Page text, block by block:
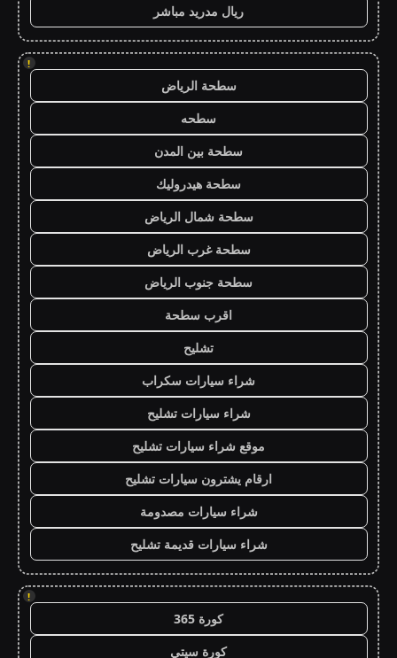
ريال مدريد مباشر
!
سطحة الرياض
سطحه
سطحة بين المدن
سطحة هيدروليك
سطحة شمال الرياض
سطحة غرب الرياض
سطحة جنوب الرياض
اقرب سطحة
تشليح
شراء سيارات سكراب
شراء سيارات تشليح
موقع شراء سيارات تشليح
ارقام يشترون سيارات تشليح
شراء سيارات مصدومة
شراء سيارات قديمة تشليح
!
كورة 365
كورة سيتي